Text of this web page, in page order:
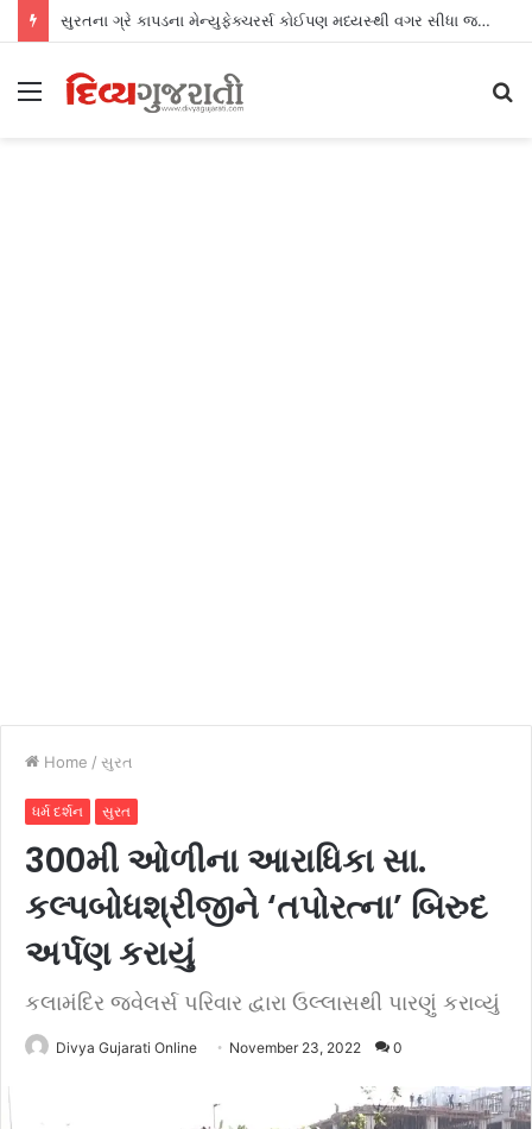
સુરતના ગ્રે કાપડના મેન્યુફેક્ચરર્સ કોઈપણ મધ્યસ્થી વગર સીધા જ શ્રીલંકાના આધુનિક ગારમેન્ટ યુનિટ્સને ફેબ્રિક એક્સપોર્ટ કરી શકશે
Menu
Home / સુરત
ધર્મ દર્શન સુરત
300મી ઓળીના આરાધિકા સા.
કલ્પબોધશ્રીજીને ‘તપોરત્ના’ બિરુદ
અર્પણ કરાયું
કલામંદિર જ્વેલર્સ પરિવાર દ્વારા ઉલ્લાસથી પારણું કરાવ્યું
Divya Gujarati Online November 23, 2022 0